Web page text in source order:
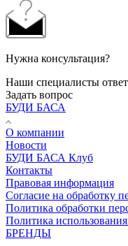
Нужна консультация?
Наши специалисты
Задать вопрос
БУДИ БАСА
О компании
Новости
БУДИ БАСА Клуб
Контакты
Правовая информация
Согласие на обработку
Политика обработки
Политика
БРЕНДЫ